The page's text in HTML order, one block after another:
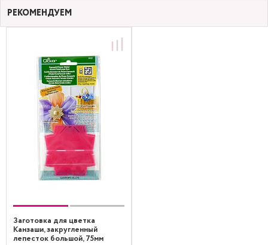
РЕКОМЕНДУЕМ
Заготовка для цветка
Канзаши, закругленный
лепесток большой, 75мм